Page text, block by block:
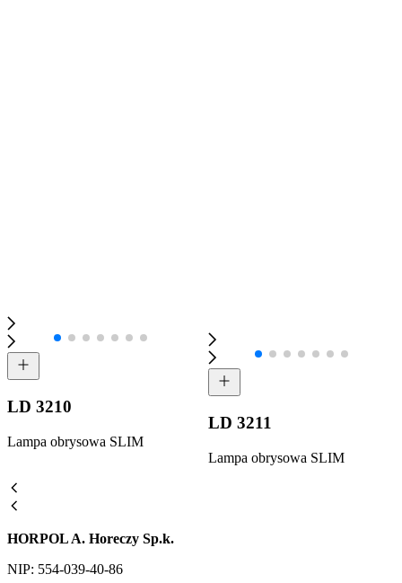
LD 3210
Lampa obrysowa SLIM
LD 3211
Lampa obrysowa SLIM
HORPOL A. Horeczy Sp.k.
NIP: 554-039-40-86